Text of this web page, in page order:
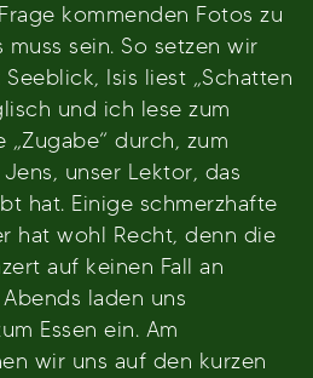
kommenden Fotos zu
sein. So setzen wir
Isis liest „Schatten
und ich lese zum
durch, zum
unser Lektor, das
hat. Einige schmerzhafte
hat wohl Recht, denn die
auf keinen Fall an
laden uns
Essen ein. Am
wir uns auf den kurzen